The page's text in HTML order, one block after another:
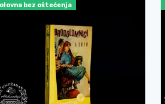
bez oštećenja